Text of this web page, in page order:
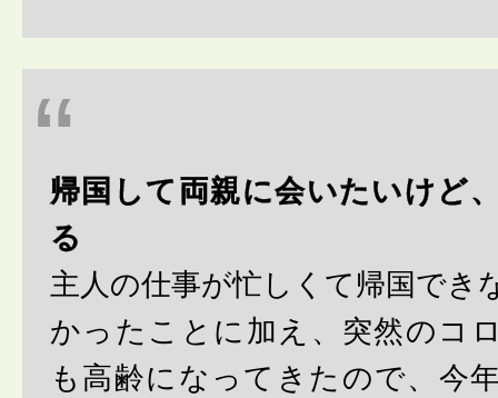
帰国して両親に会いたいけど
る
主人の仕事が忙しくて帰国でき
かったことに加え、突然のコ
も高齢になってきたので、今